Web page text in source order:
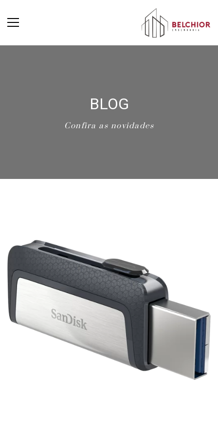
BLOG
Confira as novidades